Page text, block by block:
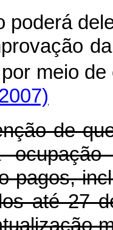
por
de
pagos,
até 27
e